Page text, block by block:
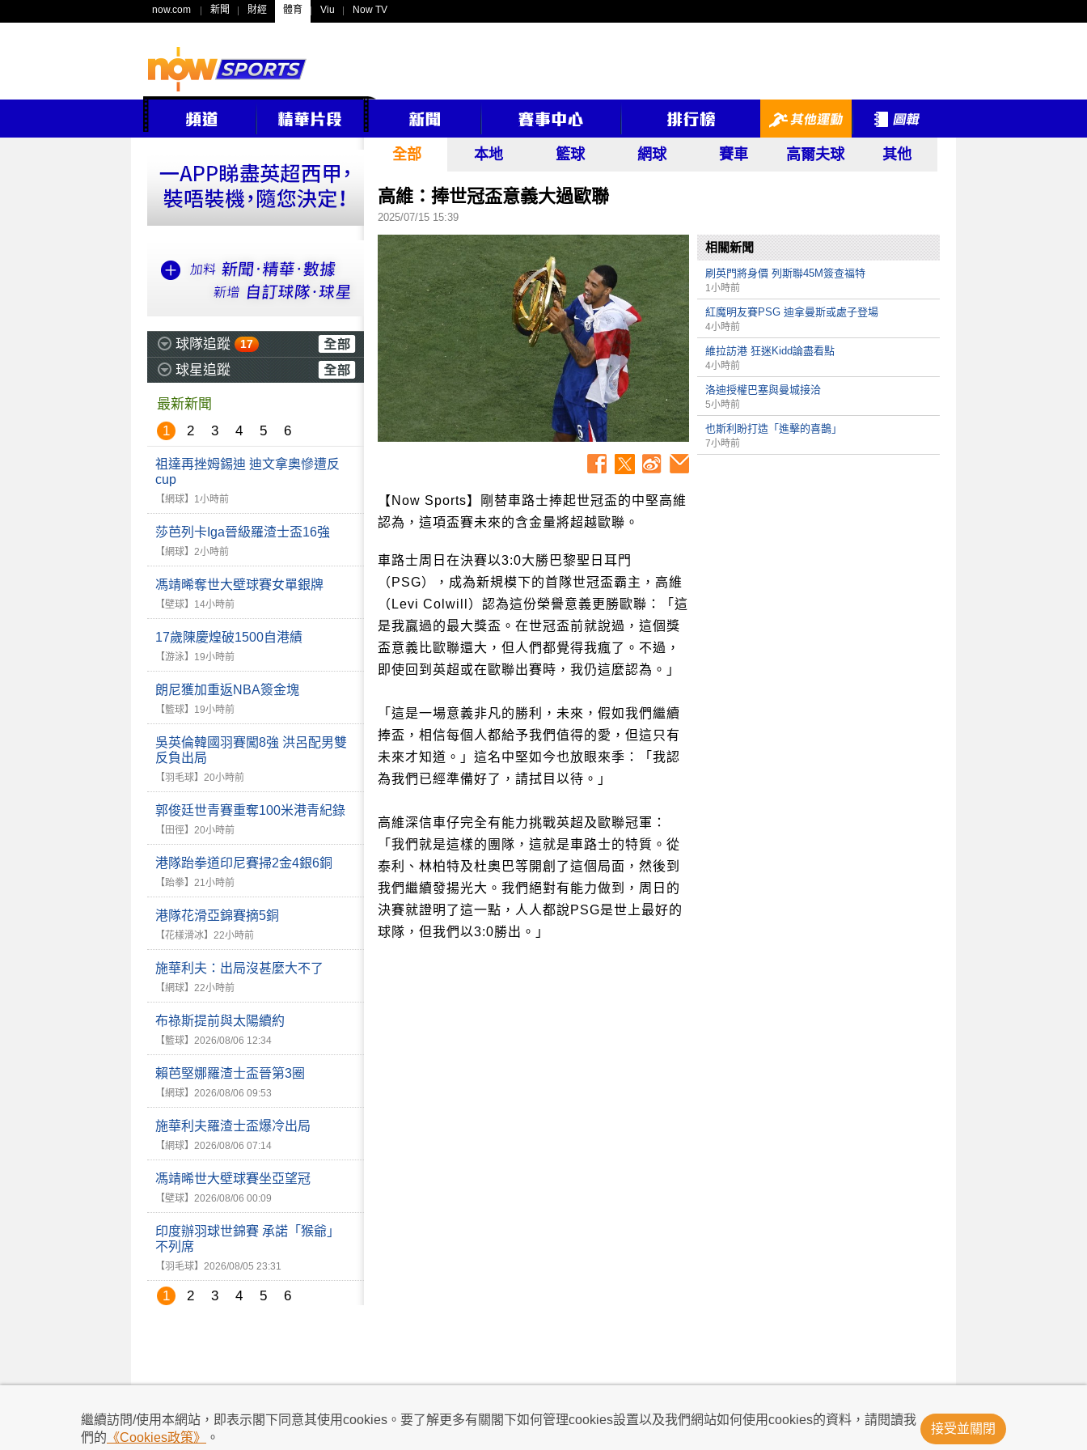
now.com 新聞 財經 體育 Viu Now TV
球隊追蹤 17
球星追蹤
最新新聞
1
2 3 4 5 6
祖達再挫姆錫迪 迪文拿奧慘遭反
cup
【網球】 1小時前
莎芭列卡Iga晉級羅渣士盃16強
【網球】 2小時前
馮靖晞奪世大壁球賽女單銀牌
【壁球】 14小時前
17歲陳慶煌破1500自港績
【游泳】 19小時前
朗尼獲加重返NBA簽金塊
【籃球】 19小時前
吳英倫韓國羽賽闖8強 洪呂配男雙
反負出局
【羽毛球】 20小時前
郭俊廷世青賽重奪100米港青紀錄
【田徑】 20小時前
港隊跆拳道印尼賽掃2金4銀6銅
【跆拳】 21小時前
港隊花滑亞錦賽摘5銅
【花樣滑冰】 22小時前
施華利夫：出局沒甚麼大不了
【網球】 22小時前
布祿斯提前與太陽續約
【籃球】 2026/08/06 12:34
賴芭堅娜羅渣士盃晉第3圈
【網球】 2026/08/06 09:53
施華利夫羅渣士盃爆冷出局
【網球】 2026/08/06 07:14
馮靖晞世大壁球賽坐亞望冠
【壁球】 2026/08/06 00:09
印度辦羽球世錦賽 承諾「猴爺」
不列席
【羽毛球】 2026/08/05 23:31
1 2 3 4 5 6
全部 本地 籃球 網球 賽車 高爾夫球 其他
高維：捧世冠盃意義大過歐聯
2025/07/15 15:39
【Now Sports】剛替車路士捧起世冠盃的中堅高維
認為，這項盃賽未來的含金量將超越歐聯。
車路士周日在決賽以3:0大勝巴黎聖日耳門
（PSG），成為新規模下的首隊世冠盃霸主，高維
（Levi Colwill）認為這份榮譽意義更勝歐聯：「這
是我贏過的最大獎盃。在世冠盃前就說過，這個獎
盃意義比歐聯還大，但人們都覺得我瘋了。不過，
即使回到英超或在歐聯出賽時，我仍這麼認為。」
「這是一場意義非凡的勝利，未來，假如我們繼續
捧盃，相信每個人都給予我們值得的愛，但這只有
未來才知道。」這名中堅如今也放眼來季：「我認
為我們已經準備好了，請拭目以待。」
高維深信車仔完全有能力挑戰英超及歐聯冠軍：
「我們就是這樣的團隊，這就是車路士的特質。從
泰利、林柏特及杜奧巴等開創了這個局面，然後到
我們繼續發揚光大。我們絕對有能力做到，周日的
決賽就證明了這一點，人人都說PSG是世上最好的
球隊，但我們以3:0勝出。」
相關新聞
刷英門將身價 列斯聯45M簽查福特
1小時前
紅魔明友賽PSG 迪拿曼斯或處子登場
4小時前
維拉訪港 狂迷Kidd論盡看點
4小時前
洛迪授權巴塞與曼城接洽
5小時前
也斯利盼打造「進擊的喜鵲」
7小時前
繼續訪問/使用本網站，即表示閣下同意其使用cookies。要了解更多有關閣下如何管理cookies設置以及我們網站如何使用cookies的資料，請閱讀我
們的 《Cookies政策》 。
接受並關閉
私隱政策 | 使用條款 免責及著作權聲明
所有資料及訊息僅作為參考之用
© Now TV Limited 2011-2026 著作權所有